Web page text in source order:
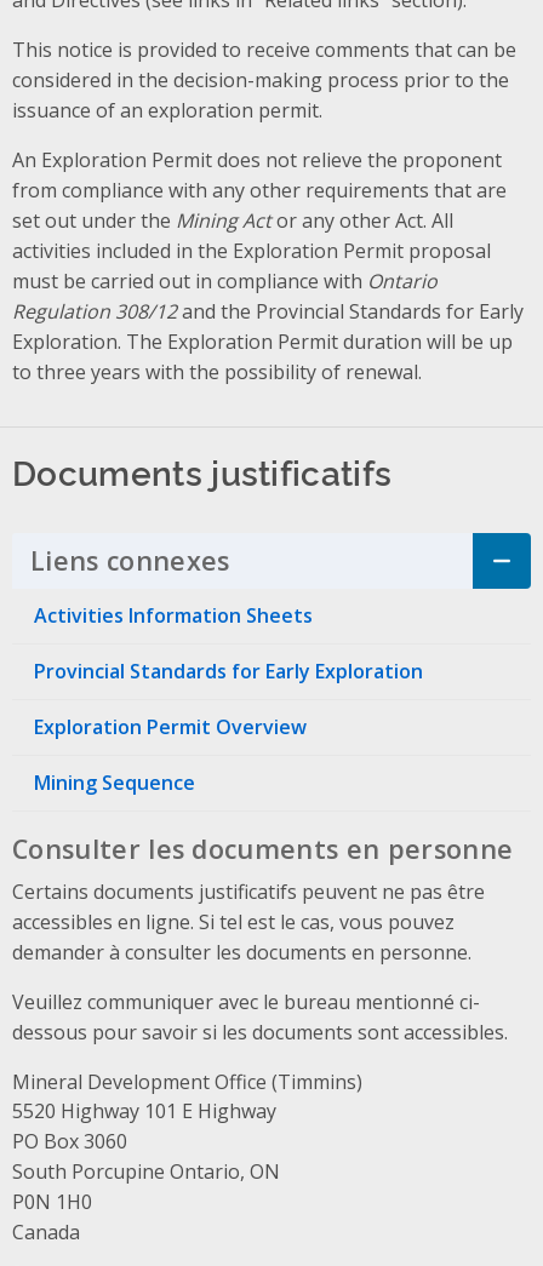
This notice is provided to receive comments that can be
considered in the decision-making process prior to the
issuance of an exploration permit.
An Exploration Permit does not relieve the proponent
from compliance with any other requirements that are
set out under the Mining Actor any other Act. All
activities included in the Exploration Permit proposal
must be carried out in compliance with Ontario
Regulation 308/12and the Provincial Standards for Early
Exploration. The Exploration Permit duration will be up
to three years with the possibility of renewal.
Documents justificatifs
Liens connexes Click to Expand
Activities Information Sheets
Provincial Standards for Early Exploration
Exploration Permit Overview
Mining Sequence
Consulter les documents en personne
Certains documents justificatifs peuvent ne pas être
accessibles en ligne. Si tel est le cas, vous pouvez
demander à consulter les documents en personne.
Veuillez communiquer avec le bureau mentionné ci-
dessous pour savoir si les documents sont accessibles.
Mineral Development Office (Timmins)
Address
5520 Highway 101 E Highway
PO Box 3060
South Porcupine Ontario, ON
P0N 1H0
Canada